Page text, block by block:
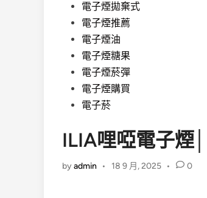
電子煙拋棄式
電子煙推薦
電子煙油
電子煙糖果
電子煙菸彈
電子煙購買
電子菸
ILIA哩啞電子煙
byadmin • 18 9 月, 2025 • 0